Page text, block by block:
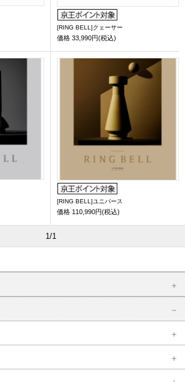
[RING BELL]クェーサー
価格 33,990円(税込)
[RING BELL]ユニバース
価格 110,990円(税込)
1/1